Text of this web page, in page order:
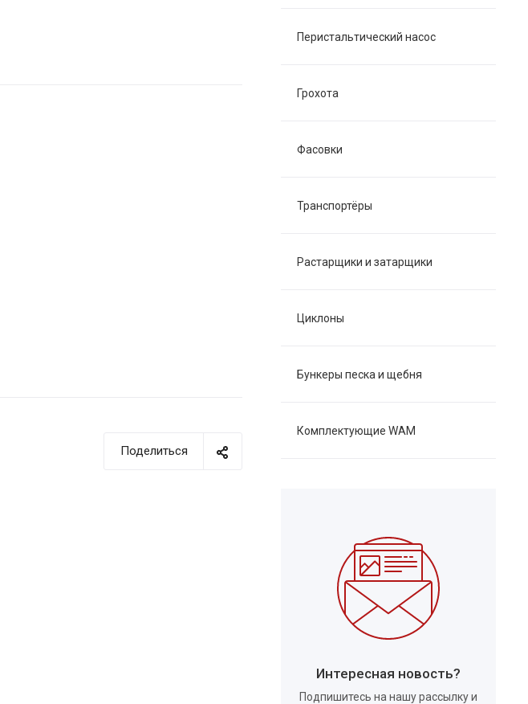
Поделиться
Перистальтический насос
Грохота
Фасовки
Транспортёры
Растарщики и затарщики
Циклоны
Бункеры песка и щебня
Комплектующие WAM
Интересная новость?
Подпишитесь на нашу рассылку и